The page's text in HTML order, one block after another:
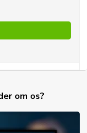
om os?